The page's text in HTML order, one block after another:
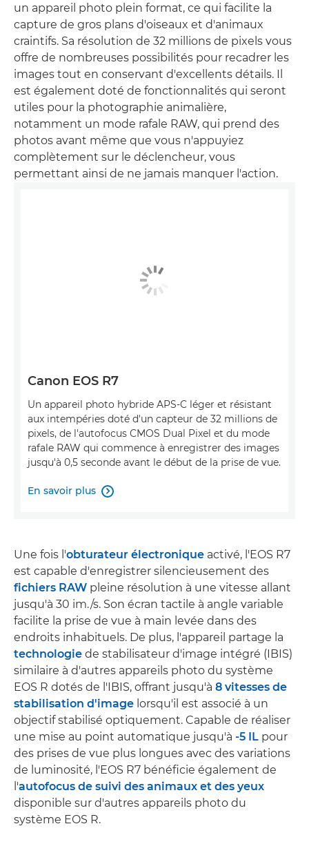
un appareil photo plein format, ce qui facilite la
capture de gros plans d'oiseaux et d'animaux
craintifs. Sa résolution de 32 millions de pixels vous
offre de nombreuses possibilités pour recadrer les
images tout en conservant d'excellents détails. Il
est également doté de fonctionnalités qui seront
utiles pour la photographie animalière,
notamment un mode rafale RAW, qui prend des
photos avant même que vous n'appuyiez
complètement sur le déclencheur, vous
permettant ainsi de ne jamais manquer l'action.
Canon EOS R7
Un appareil photo hybride APS-C léger et résistant
aux intempéries doté d'un capteur de 32 millions de
pixels, de l'autofocus CMOS Dual Pixel et du mode
rafale RAW qui commence à enregistrer des images
jusqu'à 0,5 seconde avant le début de la prise de vue.
En savoir plus 
Une fois l'obturateur électronique activé, l'EOS R7
est capable d'enregistrer silencieusement des
fichiers RAW pleine résolution à une vitesse allant
jusqu'à 30 im./s. Son écran tactile à angle variable
facilite la prise de vue à main levée dans des
endroits inhabituels. De plus, l'appareil partage la
technologie de stabilisateur d'image intégré (IBIS)
similaire à d'autres appareils photo du système
EOS R dotés de l'IBIS, offrant jusqu'à 8 vitesses de
stabilisation d'image lorsqu'il est associé à un
objectif stabilisé optiquement. Capable de réaliser
une mise au point automatique jusqu'à -5 IL pour
des prises de vue plus longues avec des variations
de luminosité, l'EOS R7 bénéficie également de
l'autofocus de suivi des animaux et des yeux
disponible sur d'autres appareils photo du
système EOS R.